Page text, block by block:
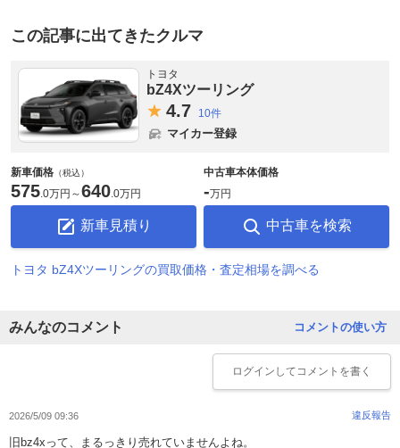
この記事に出てきたクルマ
トヨタ
bZ4Xツーリング
4.7 10件
マイカー登録
新車価格 （税込）
575 0万円 ～640 0万円
新車見積り
中古車本体価格
-万円
中古車を検索
トヨタ bZ4Xツーリングの買取価格・査定相場を調べる
コメントの使い方
みんなのコメント
ログイン してコメントを書く
2026/5/09 09:36 違反報告
旧bz4xって、まるっきり売れていませんよね。